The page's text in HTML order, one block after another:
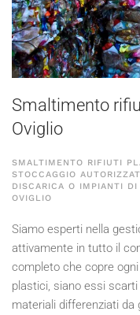
Smaltimento
Oviglio
SMALTIMENTO RIFIUTI
STOCCAGGIO
DISCARICA O IMPIANTI
OVIGLIO
Siamo esperti nella
attivamente in tutto il
completo che copre
plastici, siano essi
materiali differenziati da